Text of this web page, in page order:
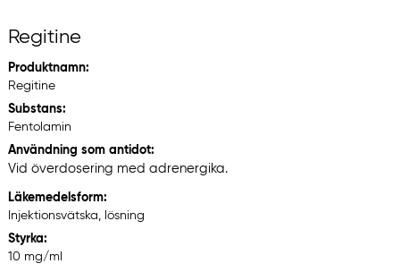
Regitine
Produktnamn:
Regitine
Substans:
Fentolamin
Användning som antidot:
Vid överdosering med adrenergika.
Läkemedelsform:
Injektionsvätska, lösning
Styrka:
10 mg/ml